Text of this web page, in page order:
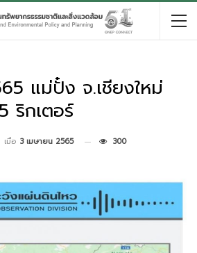
แม่ปั๋ง จ.เชียงใหม่
ริกเตอร์
เมื่อ 3 เมษายน 2565 300